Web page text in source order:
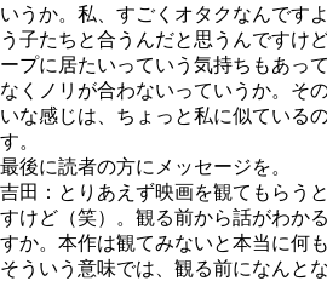
いうか。私、すごくオタクなんです
う子たちと合うんだと思うんですけ
ープに居たいっていう気持ちもあっ
なくノリが合わないっていうか。そ
いな感じは、ちょっと私に似ている
す。
最後に読者の方にメッセージを。
吉田：とりあえず映画を観てもらう
すけど（笑）。観る前から話がわか
すか。本作は観てみないと本当に何
そういう意味では、観る前になんと